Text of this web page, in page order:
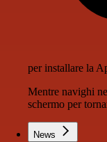
per installare la
Mentre navighi
schermo per
News